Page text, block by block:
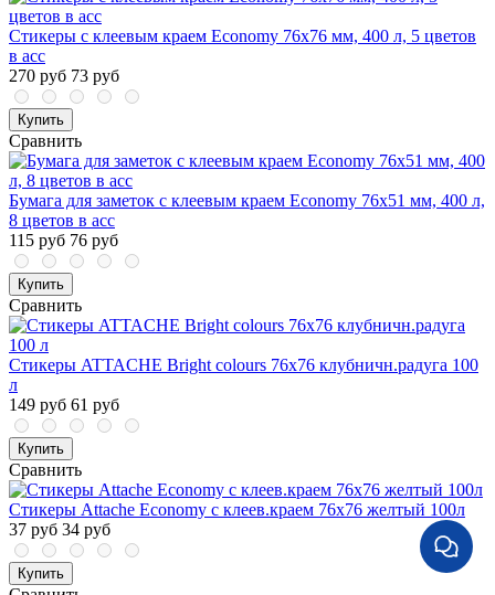
Стикеры с клеевым краем Economy 76х76 мм, 400 л, 5 цветов
в асс
270 руб 73 руб
Купить
Сравнить
Бумага для заметок с клеевым краем Economy 76x51 мм, 400 л,
8 цветов в асс
115 руб 76 руб
Купить
Сравнить
Стикеры ATTACHE Bright colours 76х76 клубничн.радуга 100
л
149 руб 61 руб
Купить
Сравнить
Стикеры Attache Economy с клеев.краем 76х76 желтый 100л
37 руб 34 руб
Купить